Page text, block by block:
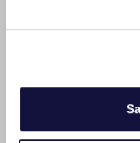
Susanna